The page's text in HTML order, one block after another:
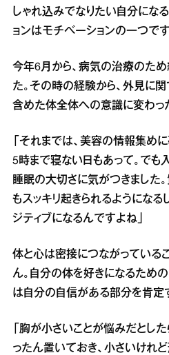
しゃれ込みでなりたい自分にな
ョンはモチベーションの一つです
今年6月から、病気の治療のた
た。その時の経験から、外見に
含めた体全体への意識に変わっ
「それまでは、美容の情報集め
5時まで寝ない日もあって。でも
睡眠の大切さに気がつきました
もスッキリ起きられるようにな
ジティブになるんですよね」
体と心は密接につながっている
ん。自分の体を好きになるための
は自分の自信がある部分を肯定
「胸が小さいことが悩みだとし
ったん置いておき、小さいけれ